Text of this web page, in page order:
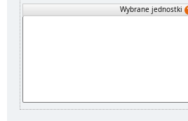
Wybrane jednostki